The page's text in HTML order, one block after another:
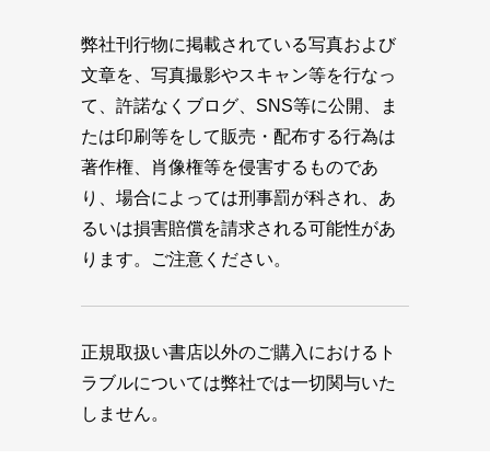
弊社刊行物に掲載されている写真および
文章を、写真撮影やスキャン等を行なっ
て、許諾なくブログ、SNS等に公開、ま
たは印刷等をして販売・配布する行為は
著作権、肖像権等を侵害するものであ
り、場合によっては刑事罰が科され、あ
るいは損害賠償を請求される可能性があ
ります。ご注意ください。
正規取扱い書店以外のご購入におけるト
ラブルについては弊社では一切関与いた
しません。